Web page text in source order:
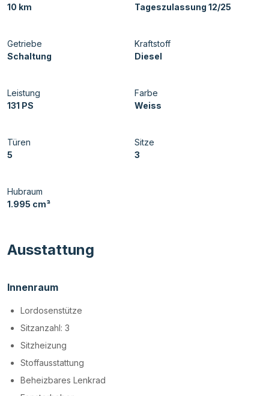
10 km
Tageszulassung 12/25
Getriebe
Schaltung
Kraftstoff
Diesel
Leistung
131 PS
Farbe
Weiss
Türen
5
Sitze
3
Hubraum
1.995 cm³
Ausstattung
Innenraum
Lordosenstütze
Sitzanzahl: 3
Sitzheizung
Stoffausstattung
Beheizbares Lenkrad